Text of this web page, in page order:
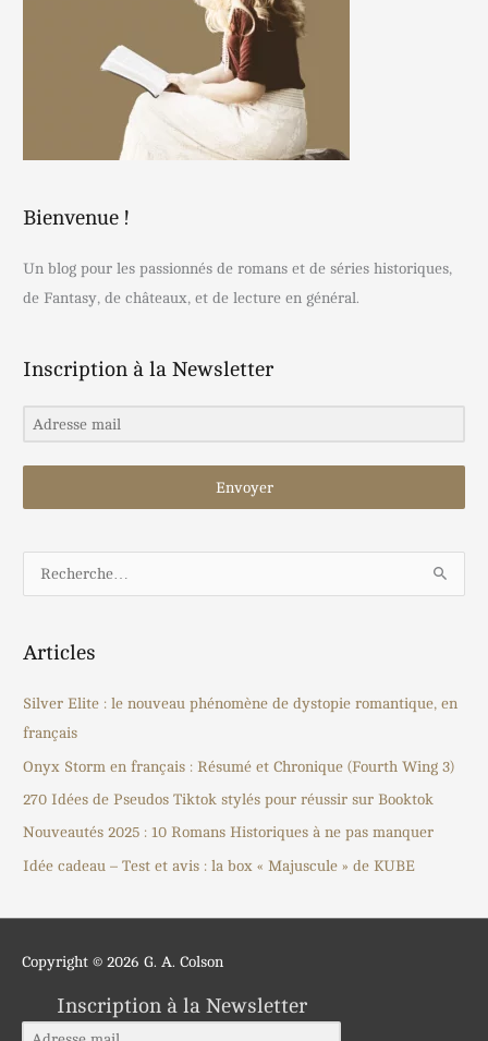
Bienvenue !
Un blog pour les passionnés de romans et de séries historiques,
de Fantasy, de châteaux, et de lecture en général.
Inscription à la Newsletter
Envoyer
e
r
Articles
Silver Elite : le nouveau phénomène de dystopie romantique, en
français
Onyx Storm en français : Résumé et Chronique (Fourth Wing 3)
270 Idées de Pseudos Tiktok stylés pour réussir sur Booktok
Nouveautés 2025 : 10 Romans Historiques à ne pas manquer
Idée cadeau – Test et avis : la box « Majuscule » de KUBE
Copyright © 2026 G. A. Colson
Inscription à la Newsletter